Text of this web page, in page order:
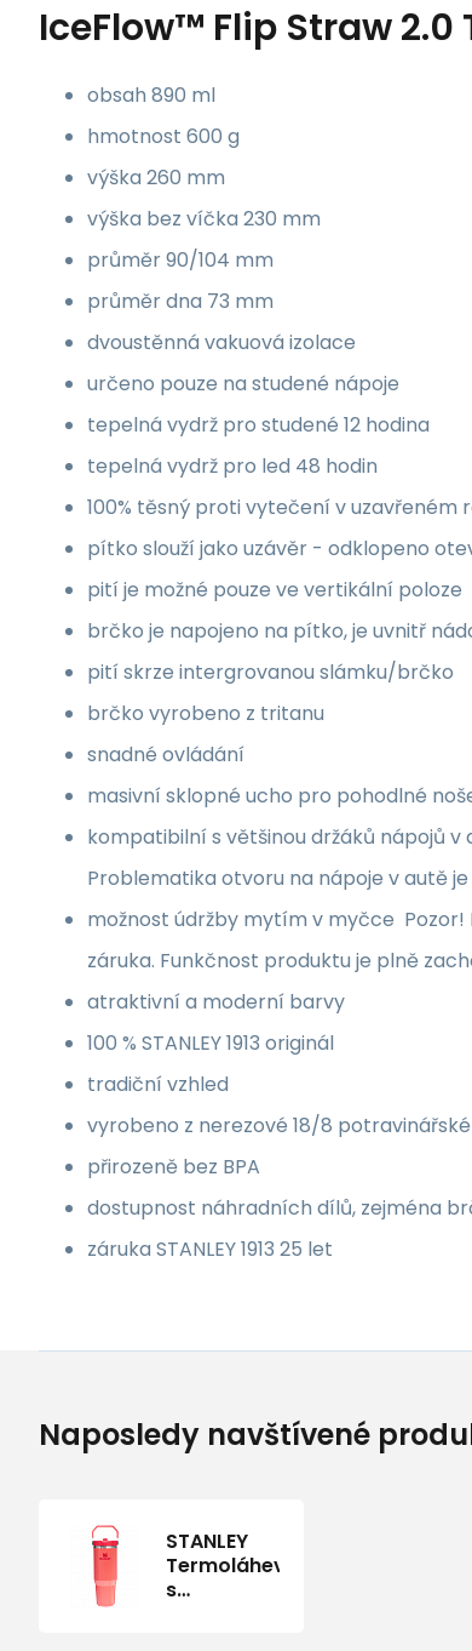
IceFlow™ Flip Straw
obsah 890 ml
hmotnost 600 g
výška 260 mm
výška bez víčka 230 mm
průměr 90/104 mm
průměr dna 73 mm
dvoustěnná vakuová izolace
určeno pouze na studené nápoje
tepelná vydrž pro studené 12 hodina
tepelná vydrž pro led 48 hodin
100% těsný proti vytečení v uzavřeném
pítko slouží jako uzávěr - odklopeno
pití je možné pouze ve vertikální poloze
brčko je napojeno na pítko, je uvnitř
pití skrze intergrovanou slámku/brčko
brčko vyrobeno z tritanu
snadné ovládání
masivní sklopné ucho pro pohodlné
kompatibilní s většinou držáků nápojů
Problematika otvoru na nápoje v autě
možnost údržby mytím v myčce Pozor!
záruka. Funkčnost produktu je plně
atraktivní a moderní barvy
100 % STANLEY 1913 originál
tradiční vzhled
vyrobeno z nerezové 18/8
přirozeně bez BPA
dostupnost náhradních dílů, zejména
záruka STANLEY 1913 25 let
Naposledy navštívené
STANLEY
Termoláhev
s